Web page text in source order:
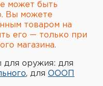
может быть
Вы можете
товаром на
его — только при
магазина.
для оружия: для
, для ОООП